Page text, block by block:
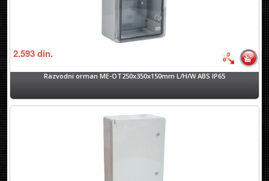
2.593din.
Razvodni orman ME-OT250x350x150mm L/H/W ABS IP65